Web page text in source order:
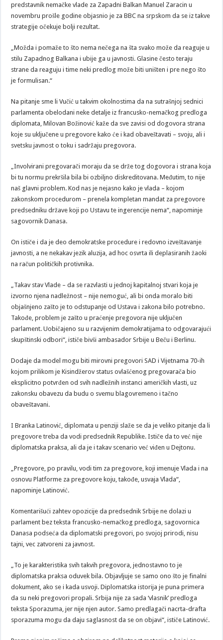
predstavnik nemačke vlade za Zapadni Balkan Manuel Zaracin u
novembru prošle godine objasnio je za BBC na srpskom da se iz takve
strategije očekuje bolji rezultat.
„Možda i pomaže to što nema nečega na šta svako može da reaguje u
stilu Zapadnog Balkana i ubije ga u javnosti. Glasine često teraju
strane da reaguju i time neki predlog može biti uništen i pre nego što
je formulisan.“
Na pitanje sme li Vučić u takvim okolnostima da na sutrašnjoj sednici
parlamenta obelodani neke detalje iz francusko-nemačkog predloga
diplomata, Milovan Božinović kaže da sve zavisi od dogovora strana
koje su uključene u pregovore kako će i kad obaveštavati – svoju, ali i
svetsku javnost o toku i sadržaju pregovora.
„Involvirani pregovarači moraju da se drže tog dogovora i strana koja
bi tu normu prekršila bila bi ozbiljno diskreditovana. Međutim, to nije
naš glavni problem. Kod nas je nejasno kako je vlada – kojom
zakonskom procedurom – prenela kompletan mandat za pregovore
predsedniku države koji po Ustavu te ingerencije nema“, napominje
sagovornik Danasa.
On ističe i da je deo demokratske procedure i redovno izveštavanje
javnosti, a ne nekakav jezik aluzija, ad hoc osvrta ili deplasiranih žaoki
na račun političkih protivnika.
„Takav stav Vlade – da se razvlasti u jednoj kapitalnoj stvari koja je
izvorno njena nadležnost – nije nemoguć, ali bi onda moralo biti
objašnjeno zašto je to odstupanje od Ustava i zakona bilo potrebno.
Takođe, problem je zašto u praćenje pregovora nije uključen
parlament. Uobičajeno su u razvijenim demokratijama to odgovarajući
skupštinski odbori“, ističe bivši ambasador Srbije u Beču i Berlinu.
Dodaje da model mogu biti mirovni pregovori SAD i Vijetnama 70-ih
kojom prilikom je Kisindžerov status ovlašćenog pregovarača bio
eksplicitno potvrđen od svih nadležnih instanci američkih vlasti, uz
zakonsku obavezu da budu o svemu blagovremeno i tačno
obaveštavani.
I Branka Latinović, diplomata u penziji slaže se da je veliko pitanje da li
pregovore treba da vodi predsednik Republike. Ističe da to već nije
diplomatska praksa, ali da je i takav scenario već viđen u Dejtonu.
„Pregovore, po pravilu, vodi tim za pregovore, koji imenuje Vlada i na
osnovu Platforme za pregovore koju, takođe, usvaja Vlada“,
napominje Latinović.
Komentarišući zahtev opozicije da predsednik Srbije ne dolazi u
parlament bez teksta francusko-nemačkog predloga, sagovornica
Danasa podseća da diplomatski pregovori, po svojoj prirodi, nisu
tajni, vec zatvoreni za javnost.
„To je karakteristika svih takvih pregovora, jednostavno to je
diplomatska praksa oduvek bila. Objavljuje se samo ono što je finalni
dokument, ako se i kada usvoji. Diplomatska istorija je puna primera
da su neki pregovori propali. Srbija nije za sada ‘vlasnik’ predloga
teksta Sporazuma, jer nije njen autor. Samo predlagači nacrta-drafta
sporazuma mogu da daju saglasnost da se on objavi“, ističe Latinović.